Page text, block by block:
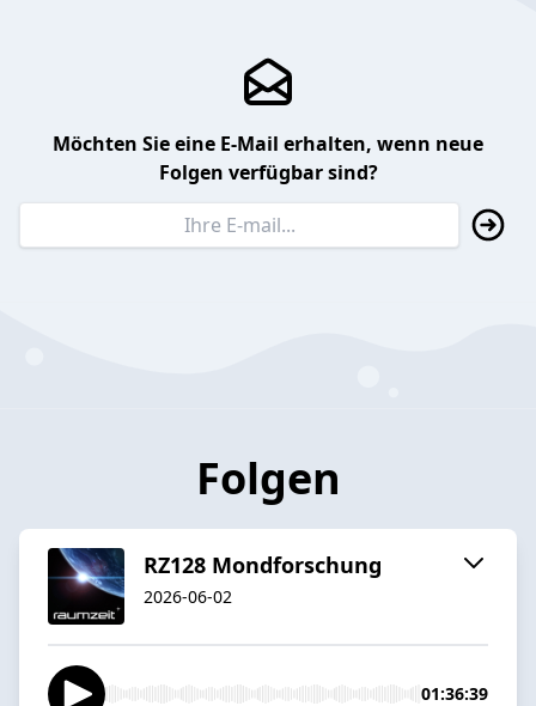
Möchten Sie eine E-Mail erhalten, wenn neue
Folgen verfügbar sind?
Folgen
RZ128 Mondforschung
2026-06-02
01:36:39